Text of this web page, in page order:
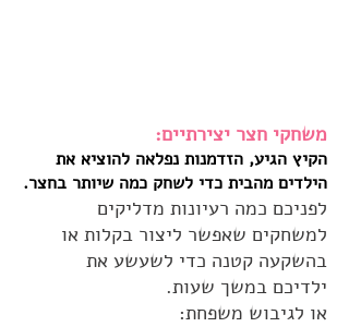
משחקי חצר יצירתיים:
הקיץ הגיע, הזדמנות נפלאה להוציא את
הילדים מהבית כדי לשחק כמה שיותר בחצר.
לפניכם כמה רעיונות מדליקים
למשחקים שאפשר ליצור בקלות או
בהשקעה קטנה כדי לשעשע את
ילדיכם במשך שעות.
או לגיבוש משפחת: